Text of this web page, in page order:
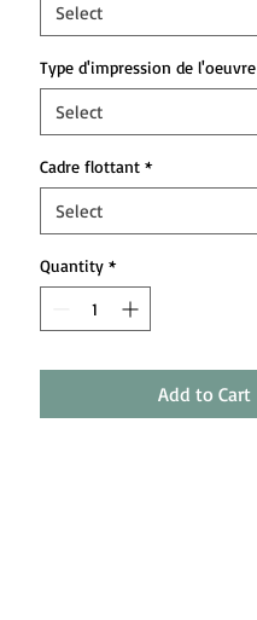
Select
Type d'impression de l'oeuvre
Select
Cadre flottant *
Select
Quantity *
Add to Cart